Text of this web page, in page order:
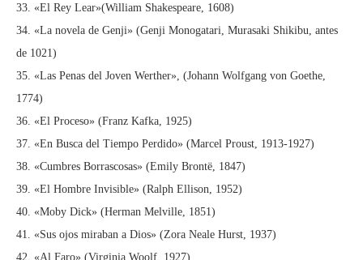
33. «El Rey Lear»(William Shakespeare, 1608)
34. «La novela de Genji» (Genji Monogatari, Murasaki Shikibu, antes
de 1021)
35. «Las Penas del Joven Werther», (Johann Wolfgang von Goethe,
1774)
36. «El Proceso» (Franz Kafka, 1925)
37. «En Busca del Tiempo Perdido» (Marcel Proust, 1913-1927)
38. «Cumbres Borrascosas» (Emily Brontë, 1847)
39. «El Hombre Invisible» (Ralph Ellison, 1952)
40. «Moby Dick» (Herman Melville, 1851)
41. «Sus ojos miraban a Dios» (Zora Neale Hurst, 1937)
42. «Al Faro» (Virginia Woolf, 1927)